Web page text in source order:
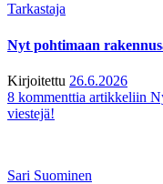
Tarkastaja
Nyt pohtimaan
Kirjoitettu 26.6.2026
8 kommenttia artikkeliin
viestejä!
Sari Suominen